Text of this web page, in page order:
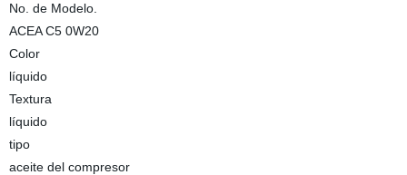
No. de Modelo.
ACEA C5 0W20
Color
líquido
Textura
líquido
tipo
aceite del compresor